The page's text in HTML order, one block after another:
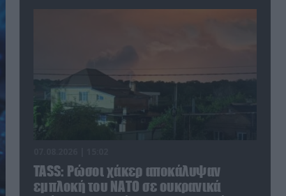
TASS: Ρώσοι χάκερ αποκάλυψαν
εμπλοκή του ΝΑΤΟ σε ουκρανικά